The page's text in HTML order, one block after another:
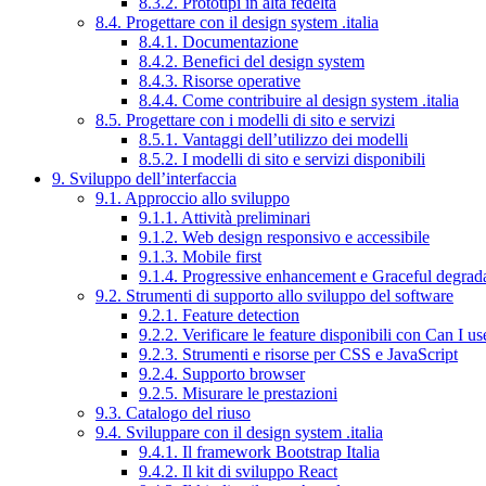
8.4. Progettare con il design system .italia
8.4.1. Documentazione
8.4.2. Benefici del design system
8.4.3. Risorse operative
8.4.4. Come contribuire al design system .italia
8.5. Progettare con i modelli di sito e servizi
8.5.1. Vantaggi dell’utilizzo dei modelli
8.5.2. I modelli di sito e servizi disponibili
9. Sviluppo dell’interfaccia
9.1. Approccio allo sviluppo
9.1.1. Attività preliminari
9.1.2. Web design responsivo e accessibile
9.1.3. Mobile first
9.1.4. Progressive enhancement e Graceful
9.2. Strumenti di supporto allo sviluppo del software
9.2.1. Feature detection
9.2.2. Verificare le feature disponibili con Can I
9.2.3. Strumenti e risorse per CSS e JavaScript
9.2.4. Supporto browser
9.2.5. Misurare le prestazioni
9.3. Catalogo del riuso
9.4. Sviluppare con il design system .italia
9.4.1. Il framework Bootstrap Italia
9.4.2. Il kit di sviluppo React